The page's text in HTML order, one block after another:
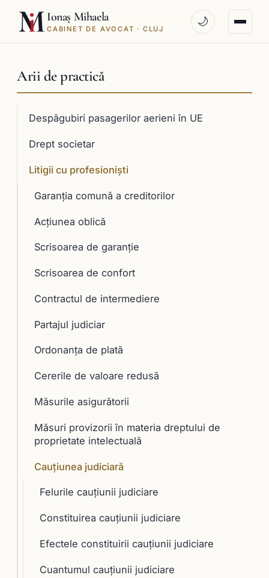
Ionaș Mihaela
CABINET DE AVOCAT · CLUJ
🌙
Arii de practică
Despăgubiri pasagerilor aerieni în UE
Drept societar
Litigii cu profesioniști
Garanţia comună a creditorilor
Acţiunea oblică
Scrisoarea de garanţie
Scrisoarea de confort
Contractul de intermediere
Partajul judiciar
Ordonanța de plată
Cererile de valoare redusă
Măsurile asigurătorii
Măsuri provizorii în materia dreptului de
proprietate intelectuală
Cauţiunea judiciară
Felurile cauţiunii judiciare
Constituirea cauţiunii judiciare
Efectele constituirii cauţiunii judiciare
Cuantumul cauţiunii judiciare